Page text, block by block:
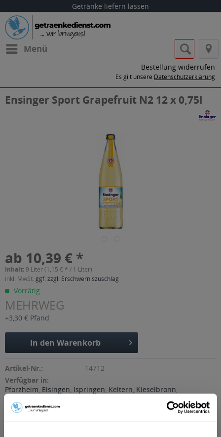
Getränke liefern lassen
Menü
Bestellung widerrufen
Es gilt unsere Datenschutzerklärung
Ensinger Sport Grapefruit N2 12 x 0,75l
ab 10,39 € *
Inhalt: 9 Liter (1,15 € * / 1 Liter)
inkl. MwSt. ggf. zzgl. Erschwerniszuschlag
Vorrätig
MEHRWEG
+3,30 € Pfand
In den Warenkorb
Artikel-Nr.:
14712
Verfügbar in:
Pforzheim, Eisingen, Ispringen, Keltern, Kieselbronn,
Remchingen